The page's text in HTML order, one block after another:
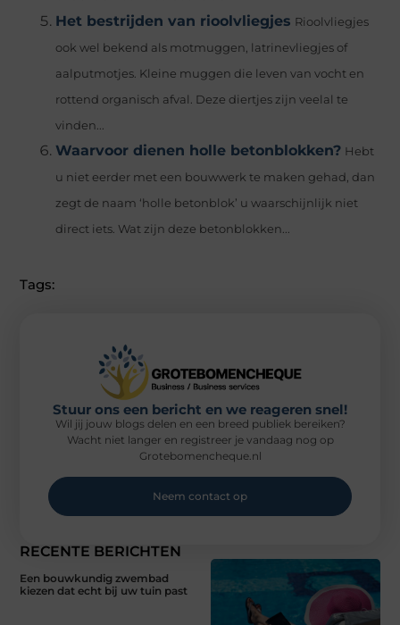
Het bestrijden van rioolvliegjes Rioolvliegjes
ook wel bekend als motmuggen, latrinevliegjes of
aalputmotjes. Kleine muggen die leven van vocht en
rottend organisch afval. Deze diertjes zijn veelal te
vinden...
Waarvoor dienen holle betonblokken? Hebt
u niet eerder met een bouwwerk te maken gehad, dan
zegt de naam ‘holle betonblok’ u waarschijnlijk niet
direct iets. Wat zijn deze betonblokken...
Tags:
RECENTE BERICHTEN
Een bouwkundig zwembad
kiezen dat echt bij uw tuin past
Stuur ons een bericht en we reageren snel!
Wil jij jouw blogs delen en een breed publiek bereiken?
Wacht niet langer en registreer je vandaag nog op
Grotebomencheque.nl
Neem contact op